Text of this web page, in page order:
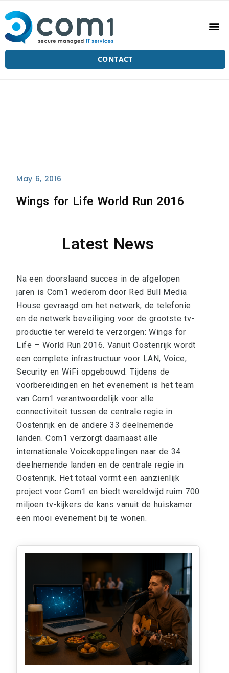
CONTACT
May 6, 2016
Wings for Life World Run 2016
Latest News
Na een doorslaand succes in de afgelopen
jaren is Com1 wederom door Red Bull Media
House gevraagd om het netwerk, de telefonie
en de netwerk beveiliging voor de grootste tv-
productie ter wereld te verzorgen: Wings for
Life – World Run 2016. Vanuit Oostenrijk wordt
een complete infrastructuur voor LAN, Voice,
Security en WiFi opgebouwd. Tijdens de
voorbereidingen en het evenement is het team
van Com1 verantwoordelijk voor alle
connectiviteit tussen de centrale regie in
Oostenrijk en de andere 33 deelnemende
landen. Com1 verzorgt daarnaast alle
internationale Voicekoppelingen naar de 34
deelnemende landen en de centrale regie in
Oostenrijk. Het totaal vormt een aanzienlijk
project voor Com1 en biedt wereldwijd ruim 700
miljoen tv-kijkers de kans vanuit de huiskamer
een mooi evenement bij te wonen.